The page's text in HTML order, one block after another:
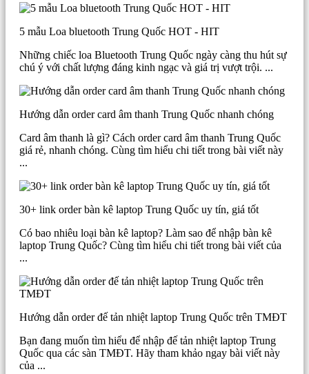
5 mẫu Loa bluetooth Trung Quốc HOT - HIT
Những chiếc loa Bluetooth Trung Quốc ngày càng thu hút sự
chú ý với chất lượng đáng kinh ngạc và giá trị vượt trội. ...
Hướng dẫn order card âm thanh Trung Quốc nhanh chóng
Card âm thanh là gì? Cách order card âm thanh Trung Quốc
giá rẻ, nhanh chóng. Cùng tìm hiểu chi tiết trong bài viết này
...
30+ link order bàn kê laptop Trung Quốc uy tín, giá tốt
Có bao nhiêu loại bàn kê laptop? Làm sao để nhập bàn kê
laptop Trung Quốc? Cùng tìm hiểu chi tiết trong bài viết của
...
Hướng dẫn order đế tản nhiệt laptop Trung Quốc trên TMĐT
Bạn đang muốn tìm hiểu để nhập đế tản nhiệt laptop Trung
Quốc qua các sàn TMĐT. Hãy tham khảo ngay bài viết này
của ...